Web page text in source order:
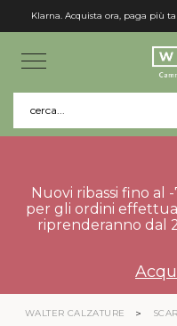
Klarna. Acquista ora, paga più
cerca...
Nuovi ribassi fino al
per gli ordini
riprenderanno dal
WALTER CALZATURE